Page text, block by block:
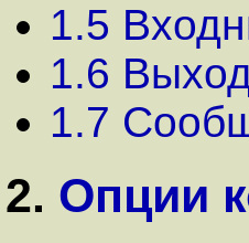
1.5
1.6
1.7
2. Опции